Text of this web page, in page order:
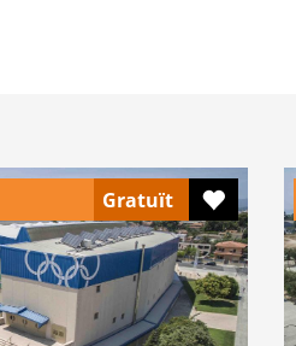
Gratuït